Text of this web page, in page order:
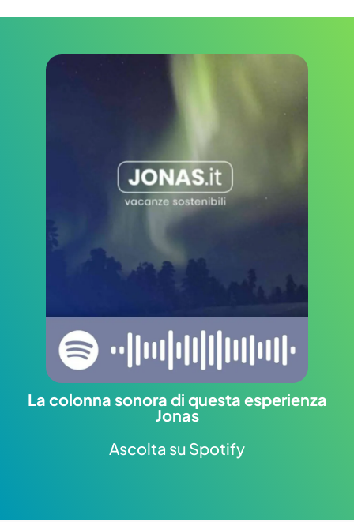
La colonna sonora di questa esperienza
Jonas
Ascolta su Spotify